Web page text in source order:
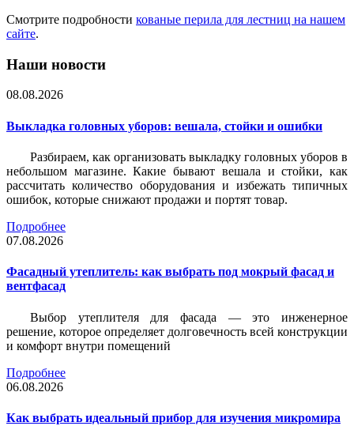
Смотрите подробности кованые перила для лестниц на нашем
сайте.
Наши новости
08.08.2026
Выкладка головных уборов: вешала, стойки и ошибки
Разбираем, как организовать выкладку головных уборов в
небольшом магазине. Какие бывают вешала и стойки, как
рассчитать количество оборудования и избежать типичных
ошибок, которые снижают продажи и портят товар.
Подробнее
07.08.2026
Фасадный утеплитель: как выбрать под мокрый фасад и
вентфасад
Выбор утеплителя для фасада — это инженерное
решение, которое определяет долговечность всей конструкции
и комфорт внутри помещений
Подробнее
06.08.2026
Как выбрать идеальный прибор для изучения микромира